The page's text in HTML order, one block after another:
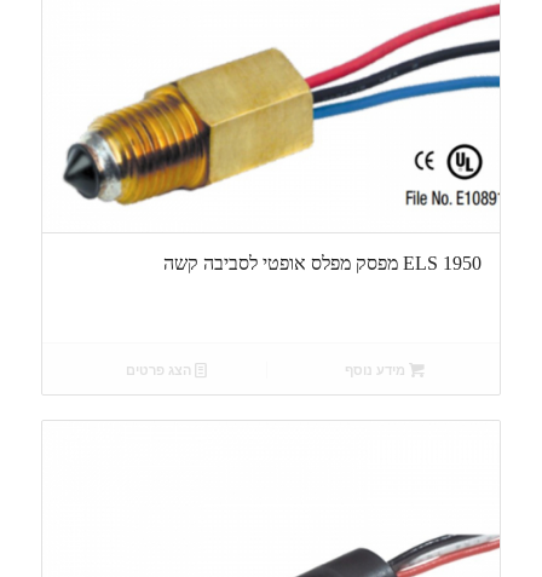
ELS 1950 מפסק מפלס אופטי לסביבה קשה
מידע נוסף הצג פרטים